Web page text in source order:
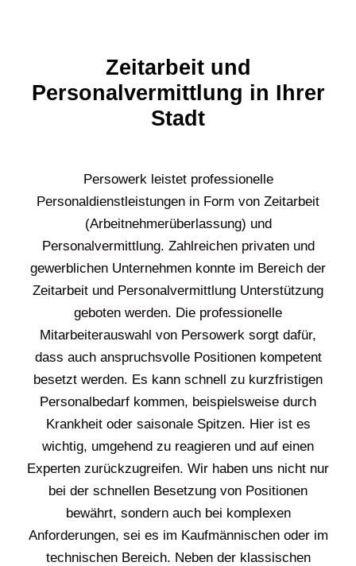
Zeitarbeit und
Personalvermittlung in Ihrer
Stadt
Persowerk leistet professionelle
Personaldienstleistungen in Form von Zeitarbeit
(Arbeitnehmerüberlassung) und
Personalvermittlung. Zahlreichen privaten und
gewerblichen Unternehmen konnte im Bereich der
Zeitarbeit und Personalvermittlung Unterstützung
geboten werden. Die professionelle
Mitarbeiterauswahl von Persowerk sorgt dafür,
dass auch anspruchsvolle Positionen kompetent
besetzt werden. Es kann schnell zu kurzfristigen
Personalbedarf kommen, beispielsweise durch
Krankheit oder saisonale Spitzen. Hier ist es
wichtig, umgehend zu reagieren und auf einen
Experten zurückzugreifen. Wir haben uns nicht nur
bei der schnellen Besetzung von Positionen
bewährt, sondern auch bei komplexen
Anforderungen, sei es im Kaufmännischen oder im
technischen Bereich. Neben der klassischen